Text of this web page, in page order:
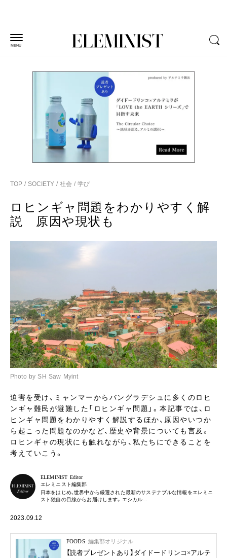
MENU
TOP SOCIETY 社会 学び
ロヒンギャ問題をわかりやすく解
説 原因や現状も
Photo by SH Saw Myint
迫害を受け、ミャンマーからバングラデシュに多くのロヒ
ンギャ難民が避難した「ロヒンギャ問題」。本記事では、ロ
ヒンギャ問題をわかりやすく解説するほか、原因やいつか
ら起こった問題なのかなど、歴史や背景についても言及。
ロヒンギャの現状にも触れながら、私たちにできることを
考えていこう。
ELEMINIST Editor
エレミニスト編集部
日本をはじめ、世界中から厳選された最新のサステナブルな情報をエレミニ
スト独自の目線からお届けします。エシカル…
2023.09.12
FOODS 編集部オリジナル
【読者プレゼントあり】ダイドードリンコ×アルテ